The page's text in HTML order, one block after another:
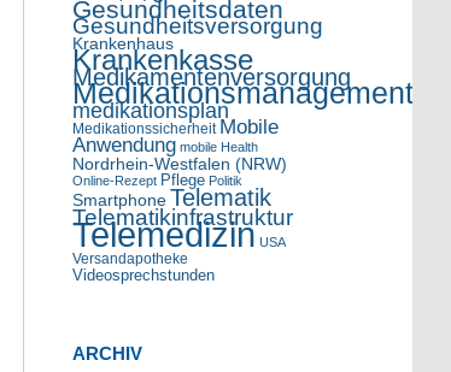
Gesundheitsdaten
Gesundheitsversorgung
Krankenhaus
Krankenkasse
Medikamentenversorgung
Medikationsmanagement
medikationsplan
Medikationssicherheit Mobile
Anwendung mobile Health
Nordrhein-Westfalen (NRW)
Online-Rezept Pflege Politik
Smartphone Telematik
Telematikinfrastruktur
Telemedizin USA
Versandapotheke
Videosprechstunden
ARCHIV